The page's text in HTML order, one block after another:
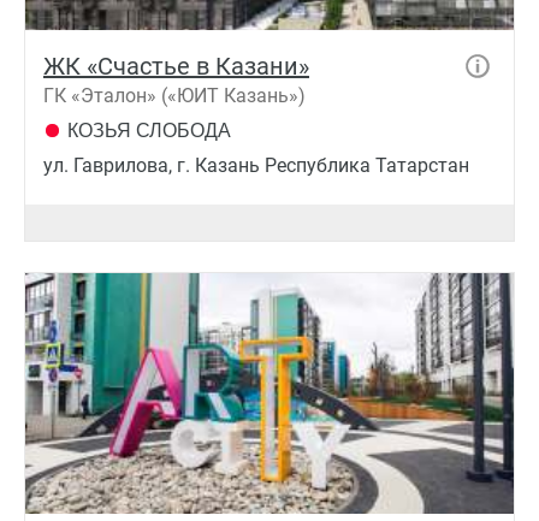
ЖК «Счастье в Казани»
ГК «Эталон» («ЮИТ Казань»)
КОЗЬЯ СЛОБОДА
ул. Гаврилова, г. Казань Республика Татарстан